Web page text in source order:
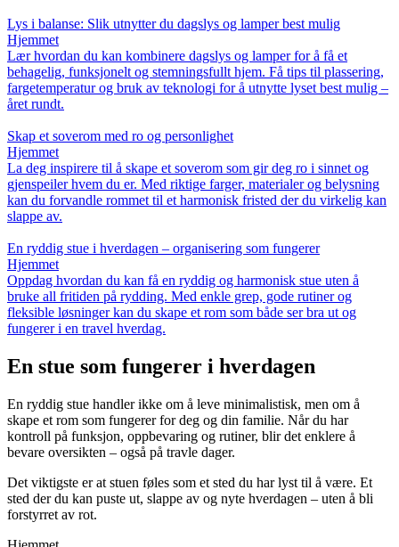
Lys i balanse: Slik utnytter du dagslys og lamper best mulig
Hjemmet
Lær hvordan du kan kombinere dagslys og lamper for å få et
behagelig, funksjonelt og stemningsfullt hjem. Få tips til plassering,
fargetemperatur og bruk av teknologi for å utnytte lyset best mulig –
året rundt.
Skap et soverom med ro og personlighet
Hjemmet
La deg inspirere til å skape et soverom som gir deg ro i sinnet og
gjenspeiler hvem du er. Med riktige farger, materialer og belysning
kan du forvandle rommet til et harmonisk fristed der du virkelig kan
slappe av.
En ryddig stue i hverdagen – organisering som fungerer
Hjemmet
Oppdag hvordan du kan få en ryddig og harmonisk stue uten å
bruke all fritiden på rydding. Med enkle grep, gode rutiner og
fleksible løsninger kan du skape et rom som både ser bra ut og
fungerer i en travel hverdag.
En stue som fungerer i hverdagen
En ryddig stue handler ikke om å leve minimalistisk, men om å
skape et rom som fungerer for deg og din familie. Når du har
kontroll på funksjon, oppbevaring og rutiner, blir det enklere å
bevare oversikten – også på travle dager.
Det viktigste er at stuen føles som et sted du har lyst til å være. Et
sted der du kan puste ut, slappe av og nyte hverdagen – uten å bli
forstyrret av rot.